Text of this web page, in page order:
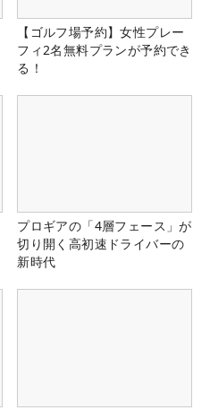
【ゴルフ場予約】女性プレー
フィ2名無料プランが予約でき
る！
プロギアの「4層フェース」が
切り開く高初速ドライバーの
新時代